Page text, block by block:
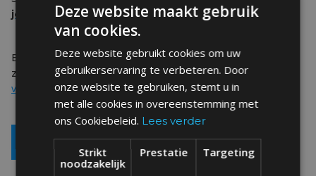
jobs@boardx.be.
Benieuwd naar de andere profielen waar we naar op
zoek zijn? Neem dan zeker een kijkje op
www.boardx.be/jobs!
IK WIL SOLLICITEREN
Deze website maakt gebruik
van cookies.
Deze website gebruikt cookies om uw
gebruikerservaring te verbeteren. Door
onze website te gebruiken, stemt u in
met alle cookies in overeenstemming met
ons Cookiebeleid. Lees verder
Strikt
noodzakelijk
Prestatie Targeting